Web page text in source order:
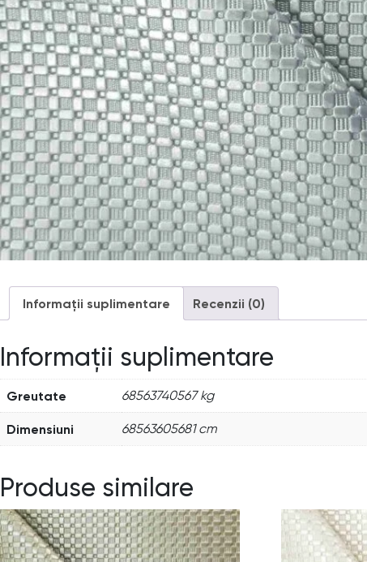
Informații suplimentare Recenzii (0)
Informații suplimentare
Greutate 68563740567 kg
Dimensiuni 68563605681 cm
Produse similare